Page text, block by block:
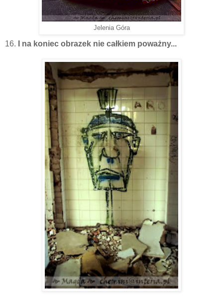
Jelenia Góra
16. I na koniec obrazek nie całkiem poważny...